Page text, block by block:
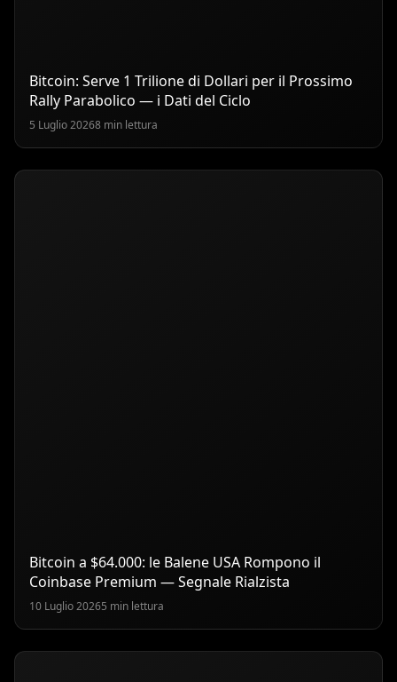
Bitcoin: Serve 1 Trilione di Dollari per il Prossimo
Rally Parabolico — i Dati del Ciclo
5 Luglio 20268 min lettura
Bitcoin a $64.000: le Balene USA Rompono il
Coinbase Premium — Segnale Rialzista
10 Luglio 20265 min lettura